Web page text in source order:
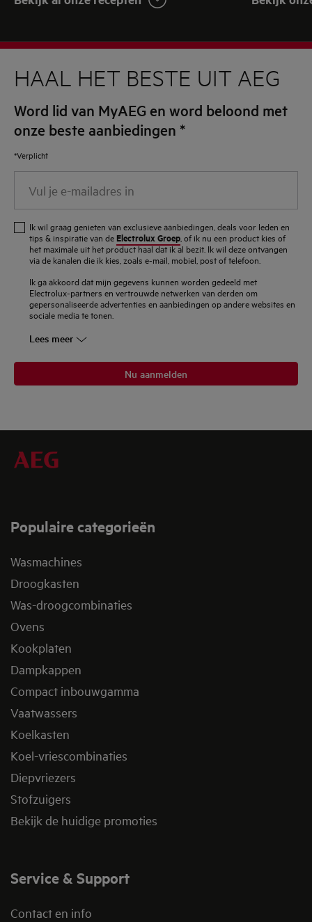
HAAL HET BESTE UIT AEG
Word lid van MyAEG en word beloond met
onze beste aanbiedingen *
*Verplicht
mailadres
Ik wil graag genieten van exclusieve aanbiedingen, deals voor leden en
tips & inspiratie van de Electrolux Groep , of ik nu een product kies of
het maximale uit het product haal dat ik al bezit. Ik wil deze ontvangen
via de kanalen die ik kies, zoals e-mail, mobiel, post of telefoon.
Ik ga akkoord dat mijn gegevens kunnen worden gedeeld met
Electrolux-partners en vertrouwde netwerken van derden om
gepersonaliseerde advertenties en aanbiedingen op andere websites en
sociale media te tonen.
Lees meer
Nu aanmelden
Populaire categorieën
Wasmachines
Droogkasten
Was-droogcombinaties
Ovens
Kookplaten
Dampkappen
Compact inbouwgamma
Vaatwassers
Koelkasten
Koel-vriescombinaties
Diepvriezers
Stofzuigers
Bekijk de huidige promoties
Service & Support
Contact en info